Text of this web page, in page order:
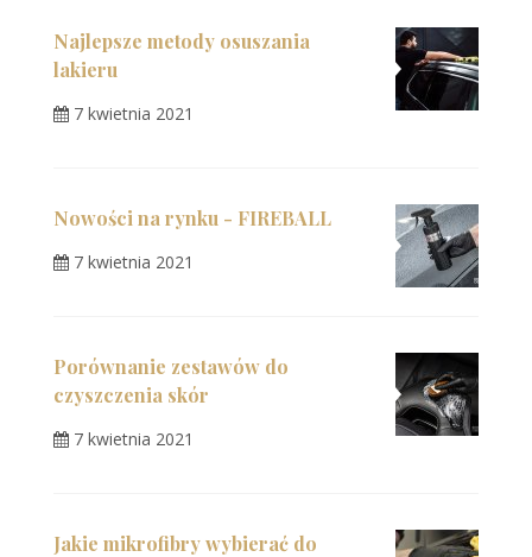
Najlepsze metody osuszania
lakieru
7 kwietnia 2021
Nowości na rynku - FIREBALL
7 kwietnia 2021
Porównanie zestawów do
czyszczenia skór
7 kwietnia 2021
Jakie mikrofibry wybierać do